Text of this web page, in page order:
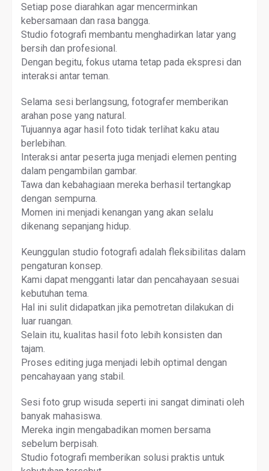
Setiap pose diarahkan agar mencerminkan
kebersamaan dan rasa bangga.
Studio fotografi membantu menghadirkan latar yang
bersih dan profesional.
Dengan begitu, fokus utama tetap pada ekspresi dan
interaksi antar teman.
Selama sesi berlangsung, fotografer memberikan
arahan pose yang natural.
Tujuannya agar hasil foto tidak terlihat kaku atau
berlebihan.
Interaksi antar peserta juga menjadi elemen penting
dalam pengambilan gambar.
Tawa dan kebahagiaan mereka berhasil tertangkap
dengan sempurna.
Momen ini menjadi kenangan yang akan selalu
dikenang sepanjang hidup.
Keunggulan studio fotografi adalah fleksibilitas dalam
pengaturan konsep.
Kami dapat mengganti latar dan pencahayaan sesuai
kebutuhan tema.
Hal ini sulit didapatkan jika pemotretan dilakukan di
luar ruangan.
Selain itu, kualitas hasil foto lebih konsisten dan
tajam.
Proses editing juga menjadi lebih optimal dengan
pencahayaan yang stabil.
Sesi foto grup wisuda seperti ini sangat diminati oleh
banyak mahasiswa.
Mereka ingin mengabadikan momen bersama
sebelum berpisah.
Studio fotografi memberikan solusi praktis untuk